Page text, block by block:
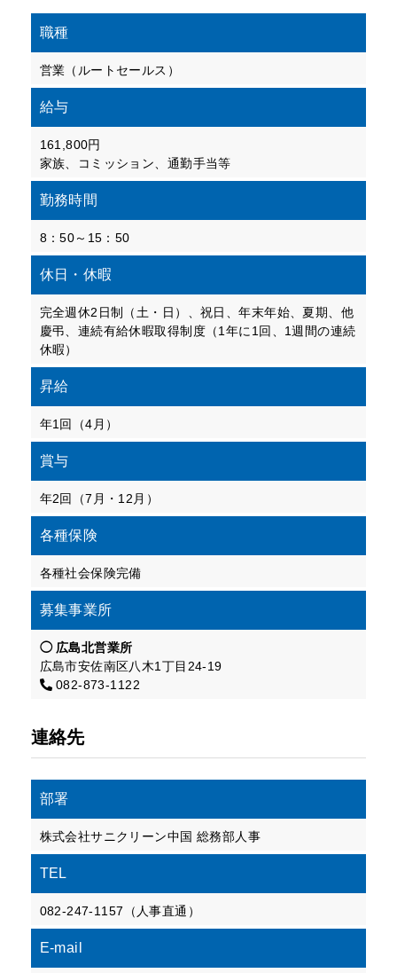
職種
営業（ルートセールス）
給与
161,800円
家族、コミッション、通勤手当等
勤務時間
8：50～15：50
休日・休暇
完全週休2日制（土・日）、祝日、年末年始、夏期、他
慶弔、連続有給休暇取得制度（1年に1回、1週間の連続
休暇）
昇給
年1回（4月）
賞与
年2回（7月・12月）
各種保険
各種社会保険完備
募集事業所
広島北営業所
広島市安佐南区八木1丁目24-19
082-873-1122
連絡先
部署
株式会社サニクリーン中国 総務部人事
TEL
082-247-1157（人事直通）
E-mail